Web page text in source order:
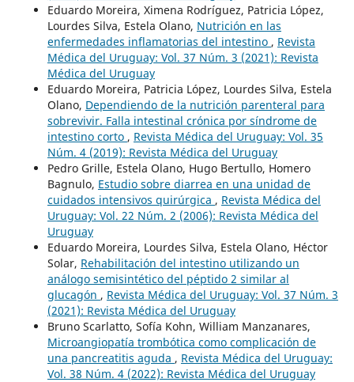
Eduardo Moreira, Ximena Rodríguez, Patricia López,
Lourdes Silva, Estela Olano, Nutrición en las
enfermedades inflamatorias del intestino , Revista
Médica del Uruguay: Vol. 37 Núm. 3 (2021): Revista
Médica del Uruguay
Eduardo Moreira, Patricia López, Lourdes Silva, Estela
Olano, Dependiendo de la nutrición parenteral para
sobrevivir. Falla intestinal crónica por síndrome de
intestino corto , Revista Médica del Uruguay: Vol. 35
Núm. 4 (2019): Revista Médica del Uruguay
Pedro Grille, Estela Olano, Hugo Bertullo, Homero
Bagnulo, Estudio sobre diarrea en una unidad de
cuidados intensivos quirúrgica , Revista Médica del
Uruguay: Vol. 22 Núm. 2 (2006): Revista Médica del
Uruguay
Eduardo Moreira, Lourdes Silva, Estela Olano, Héctor
Solar, Rehabilitación del intestino utilizando un
análogo semisintético del péptido 2 similar al
glucagón , Revista Médica del Uruguay: Vol. 37 Núm. 3
(2021): Revista Médica del Uruguay
Bruno Scarlatto, Sofía Kohn, William Manzanares,
Microangiopatía trombótica como complicación de
una pancreatitis aguda , Revista Médica del Uruguay:
Vol. 38 Núm. 4 (2022): Revista Médica del Uruguay